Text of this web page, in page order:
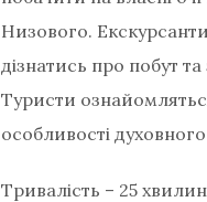
Низового.
дізнатись про побут
Туристи
особливості духовного
Тривалість – 25